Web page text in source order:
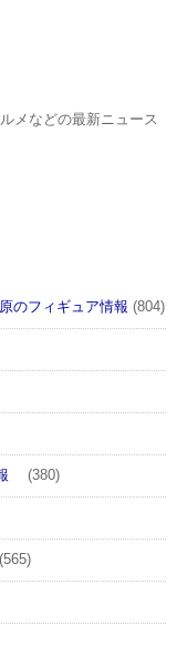
メなどの最新ニュース
のフィギュア情報 (804)
(380)
(565)